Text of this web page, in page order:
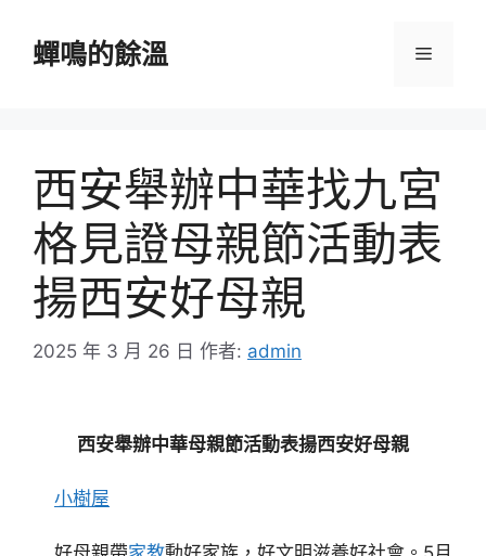
蟬鳴的餘溫 選
西安舉辦中華找九宮
格見證母親節活動表
揚西安好母親
2025 年 3 月 26 日 作者: admin
西安舉辦中華母親節活動表揚西安好母親
小樹屋